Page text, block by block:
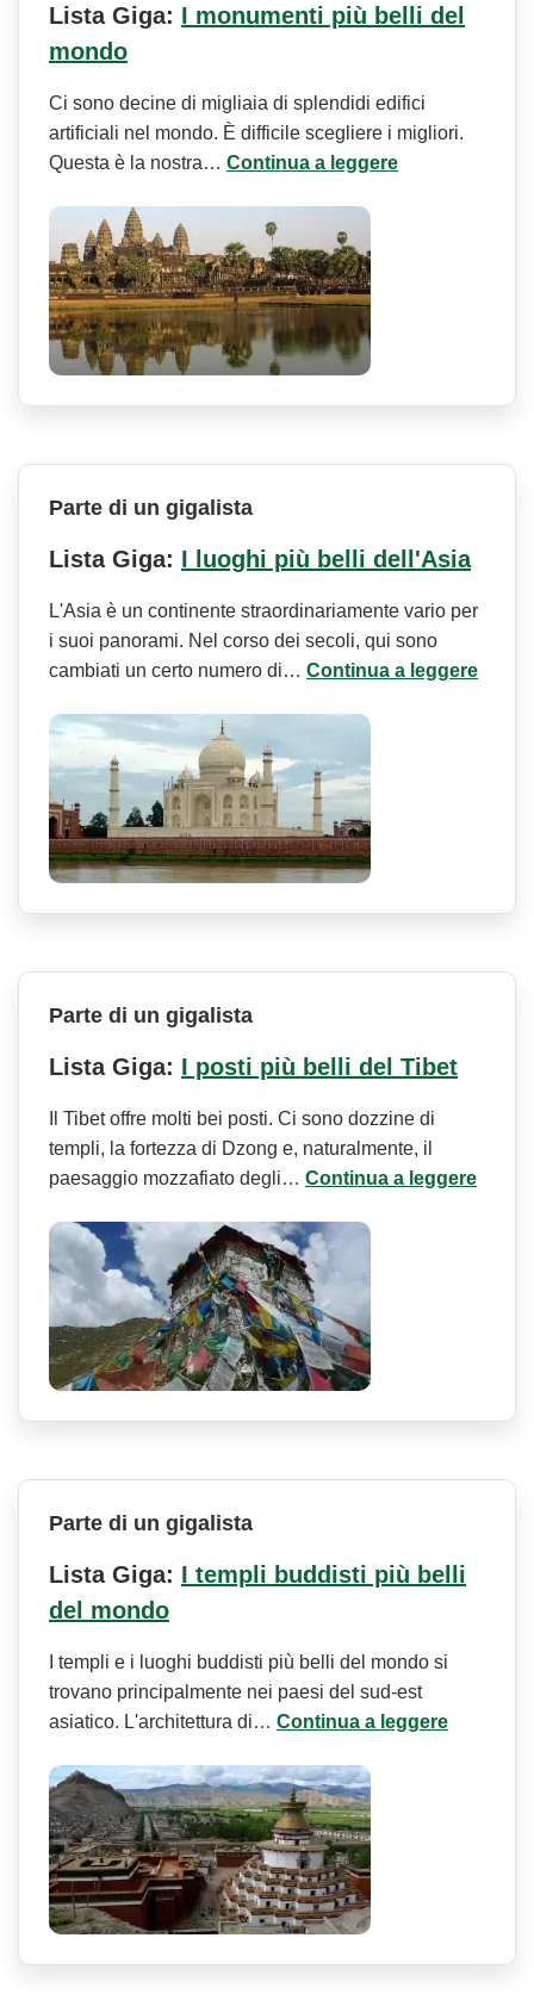
Lista Giga: I monumenti più belli del
mondo
Ci sono decine di migliaia di splendidi edifici
artificiali nel mondo. È difficile scegliere i migliori.
Questa è la nostra… Continua a leggere
Parte di un gigalista
Lista Giga: I luoghi più belli dell'Asia
L'Asia è un continente straordinariamente vario per
i suoi panorami. Nel corso dei secoli, qui sono
cambiati un certo numero di… Continua a leggere
Parte di un gigalista
Lista Giga: I posti più belli del Tibet
Il Tibet offre molti bei posti. Ci sono dozzine di
templi, la fortezza di Dzong e, naturalmente, il
paesaggio mozzafiato degli… Continua a leggere
Parte di un gigalista
Lista Giga: I templi buddisti più belli
del mondo
I templi e i luoghi buddisti più belli del mondo si
trovano principalmente nei paesi del sud-est
asiatico. L'architettura di… Continua a leggere